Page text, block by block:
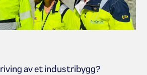
av et industribygg?